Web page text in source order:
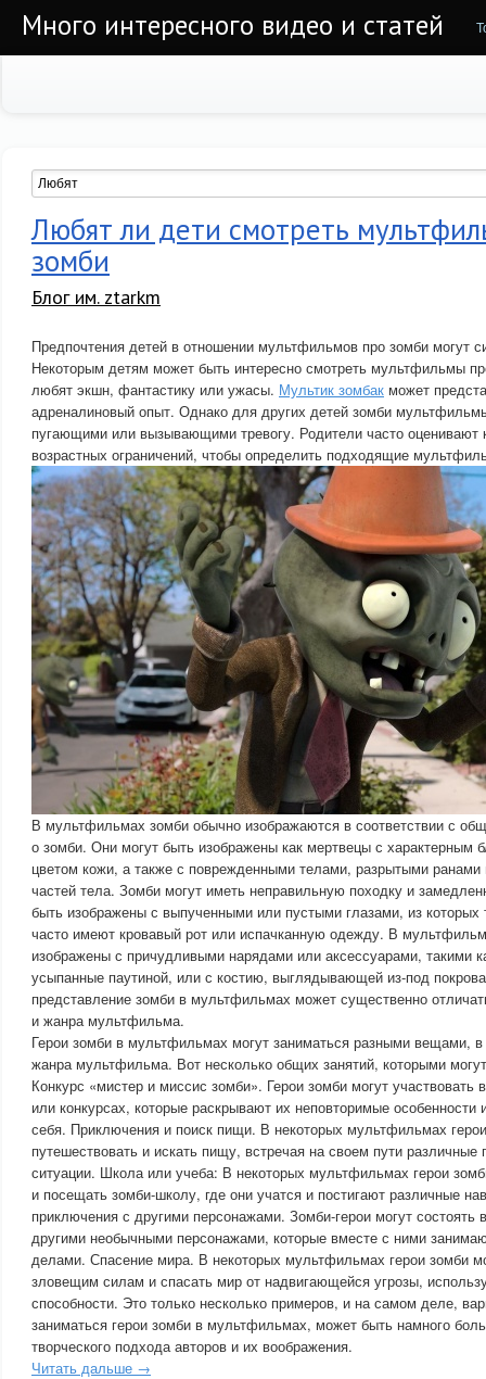
Много интересного видео и статей
Любят ли дети смотреть
зомби
Блог им. ztarkm
Предпочтения детей в отношении мультфильмов про зомби могут
Некоторым детям может быть интересно смотреть мультфильмы
любят экшн, фантастику или ужасы. Мультик зомбак может
адреналиновый опыт. Однако для других детей зомби
пугающими или вызывающими тревогу. Родители часто оценивают
возрастных ограничений, чтобы определить подходящие
В мультфильмах зомби обычно изображаются в соответствии с
о зомби. Они могут быть изображены как мертвецы с характерным
цветом кожи, а также с поврежденными телами, разрытыми ранами
частей тела. Зомби могут иметь неправильную походку и
быть изображены с выпученными или пустыми глазами, из которых
часто имеют кровавый рот или испачканную одежду. В
изображены с причудливыми нарядами или аксессуарами, такими
усыпанные паутиной, или с костию, выглядывающей из-под
представление зомби в мультфильмах может существенно
и жанра мультфильма.
Герои зомби в мультфильмах могут заниматься разными вещами,
жанра мультфильма. Вот несколько общих занятий, которыми
Конкурс «мистер и миссис зомби». Герои зомби могут участвовать
или конкурсах, которые раскрывают их неповторимые особенности
себя. Приключения и поиск пищи. В некоторых мультфильмах
путешествовать и искать пищу, встречая на своем пути
ситуации. Школа или учеба: В некоторых мультфильмах герои
и посещать зомби-школу, где они учатся и постигают различные
приключения с другими персонажами. Зомби-герои могут состоять
другими необычными персонажами, которые вместе с ними
делами. Спасение мира. В некоторых мультфильмах герои зомби
зловещим силам и спасать мир от надвигающейся угрозы,
способности. Это только несколько примеров, и на самом деле,
заниматься герои зомби в мультфильмах, может быть намного
творческого подхода авторов и их воображения.
Читать дальше →